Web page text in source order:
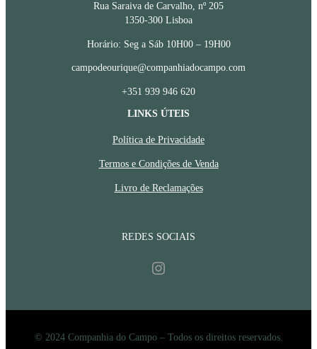
LINKS ÚTEIS
Política de Privacidade
Termos e Condições de Venda
Livro de Reclamações
REDES SOCIAIS
Instagram
Rua Saraiva de Carvalho, nº 205
1350-300 Lisboa
Horário: Seg a Sáb 10H00 – 19H00
campodeourique@companhiadocampo.com
+351 939 946 620
© 2024 Companhia do Campo – Todos os direitos reservados.